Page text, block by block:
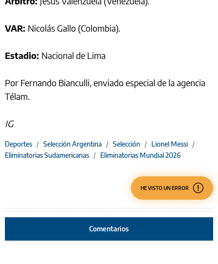
VAR: Nicolás Gallo (Colombia).
Estadio: Nacional de Lima
Por Fernando Bianculli, enviado especial de la agencia
Télam.
IG
Deportes / Selección Argentina / Selección / Lionel Messi /
Eliminatorias Sudamericanas / Eliminatorias Mundial 2026
HE VISTO UN ERROR
Comentarios